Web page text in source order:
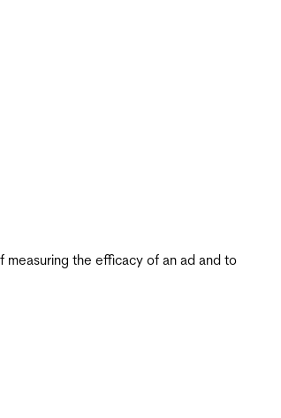
the efficacy of an ad and to